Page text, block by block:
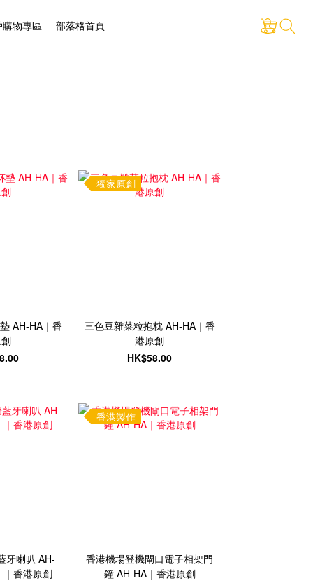
物專區 部落格首頁
AH-HA｜香
獨家原創
三色豆雜菜粒抱枕 AH-HA｜香
港原創
HK$58.00
牙喇叭 AH-
香港原創
香港製作
香港機場登機閘口電子相架門
鐘 AH-HA｜香港原創